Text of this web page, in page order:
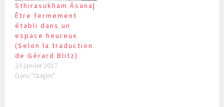
Sthirasukham Âsana|
Être fermement
établi dans un
espace heureux
(Selon la traduction
de Gérard Blitz)
23 janvier 2017
Dans "Stages"